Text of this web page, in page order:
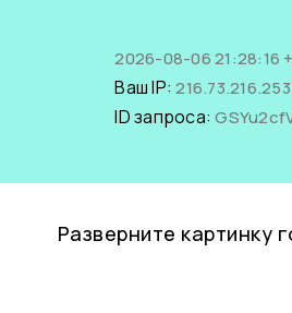
2026-08-06 21:28:16
Ваш IP:216.73.216.253
ID запроса:
Разверните картинку